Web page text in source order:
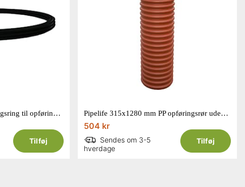
Pipelife 315 mm PP tætningsring til opføringsrør
Tilføj
Pipelife 315x1280 mm PP opføringsrør uden muffe
504 kr
Sendes om 3-5
hverdage
Tilføj